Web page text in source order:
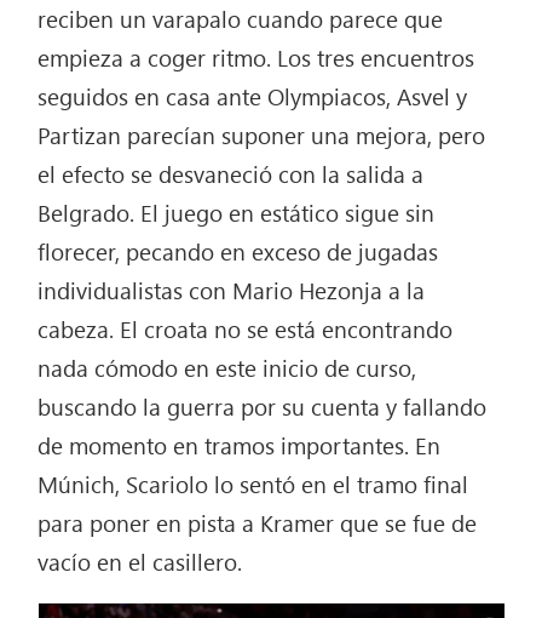
reciben un varapalo cuando parece que
empieza a coger ritmo. Los tres encuentros
seguidos en casa ante Olympiacos, Asvel y
Partizan parecían suponer una mejora, pero
el efecto se desvaneció con la salida a
Belgrado. El juego en estático sigue sin
florecer, pecando en exceso de jugadas
individualistas con Mario Hezonja a la
cabeza. El croata no se está encontrando
nada cómodo en este inicio de curso,
buscando la guerra por su cuenta y fallando
de momento en tramos importantes. En
Múnich, Scariolo lo sentó en el tramo final
para poner en pista a Kramer que se fue de
vacío en el casillero.